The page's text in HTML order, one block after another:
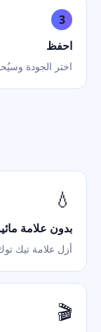
3
احفظ
اختر الجودة
💧
بدون علامة
أزل علامة تيك
🎬